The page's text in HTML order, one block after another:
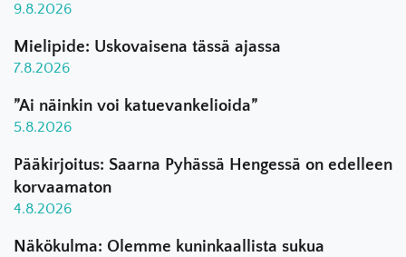
9.8.2026
Mielipide: Uskovaisena tässä ajassa
7.8.2026
”Ai näinkin voi katuevankelioida”
5.8.2026
Pääkirjoitus: Saarna Pyhässä Hengessä on edelleen
korvaamaton
4.8.2026
Näkökulma: Olemme kuninkaallista sukua